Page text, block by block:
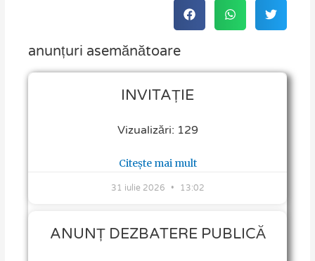
anunțuri asemănătoare
INVITAȚIE
Vizualizări: 129
Citește mai mult
31 iulie 2026 13:02
ANUNȚ DEZBATERE PUBLICĂ